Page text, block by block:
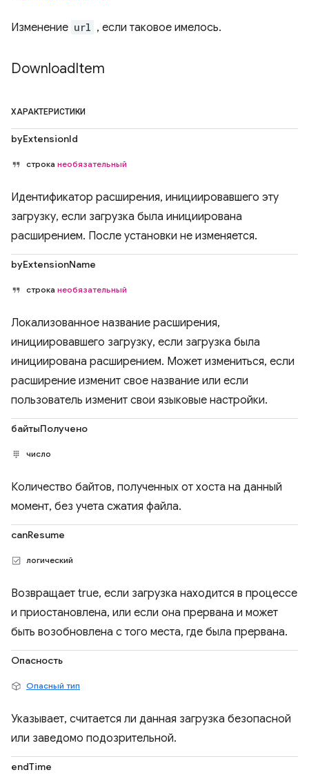
Изменение url , если таковое имелось.
DownloadItem
ХАРАКТЕРИСТИКИ
byExtensionId
строка необязательный
Идентификатор расширения, инициировавшего эту
загрузку, если загрузка была инициирована
расширением. После установки не изменяется.
byExtensionName
строка необязательный
Локализованное название расширения,
инициировавшего загрузку, если загрузка была
инициирована расширением. Может измениться, если
расширение изменит свое название или если
пользователь изменит свои языковые настройки.
байтыПолучено
число
Количество байтов, полученных от хоста на данный
момент, без учета сжатия файла.
canResume
логический
Возвращает true, если загрузка находится в процессе
и приостановлена, или если она прервана и может
быть возобновлена ​​с того места, где была прервана.
Опасность
Опасный тип
Указывает, считается ли данная загрузка безопасной
или заведомо подозрительной.
endTime